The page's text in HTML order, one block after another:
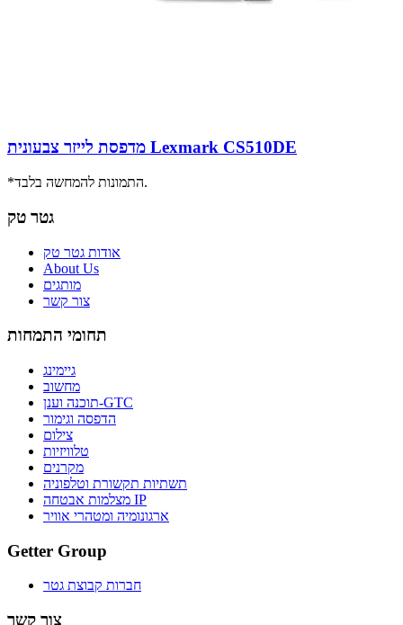
מדפסת לייזר צבעונית Lexmark CS510DE
*התמונות להמחשה בלבד.
גטר טק
אודות גטר טק
About Us
מותגים
צור קשר
תחומי התמחות
גיימינג
מחשוב
תוכנה וענן-GTC
הדפסה וגימור
צילום
טלוויזיות
מקרנים
תשתיות תקשורת וטלפוניה
מצלמות אבטחה IP
ארגונומיה ומטהרי אוויר
Getter Group
חברות קבוצת גטר
צור קשר